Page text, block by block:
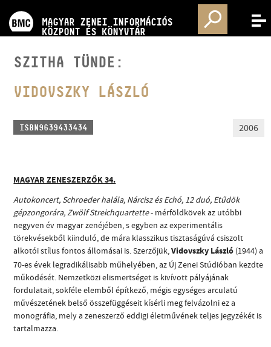
MAGYAR ZENEI INFORMÁCIÓS
KÖZPONT ÉS KÖNYVTÁR
MENÜ
KÉPZÉSEK
KIADVÁNYOK
KAPCSOLAT
VIDEÓ GALÉRIA
SZITHA TÜNDE:
VIDOVSZKY LÁSZLÓ
ISBN9639433434 2006
MAGYAR ZENESZERZŐK 34.
Autokoncert, Schroeder halála, Nárcisz és Echó, 12 duó, Etűdök
gépzongorára, Zwölf Streichquartette- mérföldkövek az utóbbi
negyven év magyar zenéjében, s egyben az experimentális
törekvésekből kiinduló, de mára klasszikus tisztaságúvá csiszolt
alkotói stílus fontos állomásai is. Szerzőjük, Vidovszky László (1944) a
70-es évek legradikálisabb műhelyében, az Új Zenei Stúdióban kezdte
működését. Nemzetközi elismertséget is kivívott pályájának
fordulatait, sokféle elemből építkező, mégis egységes arculatú
művészetének belső összefüggéseit kísérli meg felvázolni ez a
monográfia, mely a zeneszerző eddigi életművének teljes jegyzékét is
tartalmazza.